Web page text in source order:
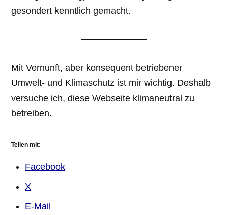
gesondert kenntlich gemacht.
Mit Vernunft, aber konsequent betriebener
Umwelt- und Klimaschutz ist mir wichtig. Deshalb
versuche ich, diese Webseite klimaneutral zu
betreiben.
Teilen mit:
Facebook
X
E-Mail